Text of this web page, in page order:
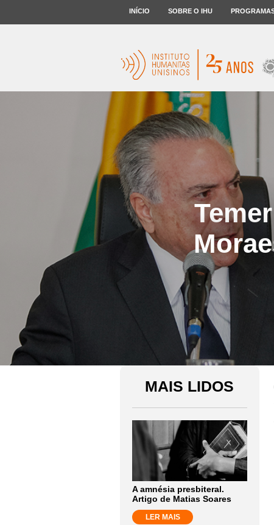
INÍCIO SOBRE O IHU
MAIS LIDOS
A amnésia presbiteral.
Artigo de Matias Soares
LER MAIS